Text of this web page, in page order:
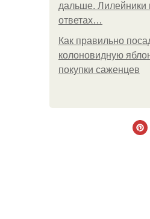
дальше. Лилейники
ответах…
Как правильно
колоновидную
покупки саженцев